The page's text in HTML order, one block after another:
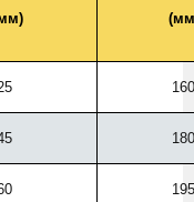
160
180
195